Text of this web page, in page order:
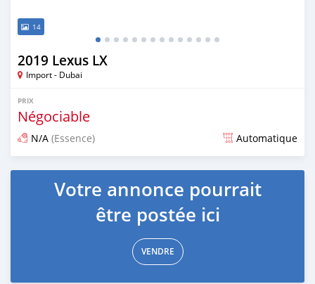
14
2019 Lexus LX
Import - Dubai
PRIX
Négociable
N/A (Essence) Automatique
Publié il y a environ 7 ans
Votre annonce pourrait
être postée ici
VENDRE